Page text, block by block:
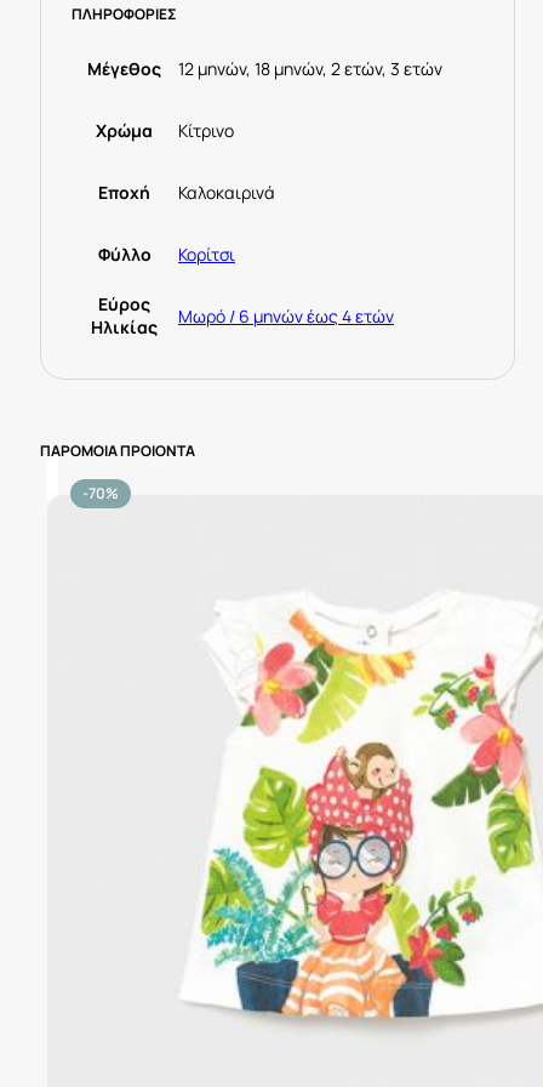
ποσότητα
ΠΛΗΡΟΦΟΡΙΕΣ
Μέγεθος 12 μηνών, 18 μηνών, 2 ετών, 3 ετών
Χρώμα Κίτρινο
Εποχή Καλοκαιρινά
Φύλλο Κορίτσι
Εύρος
Ηλικίας
Μωρό / 6 μηνών έως 4 ετών
ΠΑΡΟΜΟΙΑ ΠΡΟΙΟΝΤΑ
-70%